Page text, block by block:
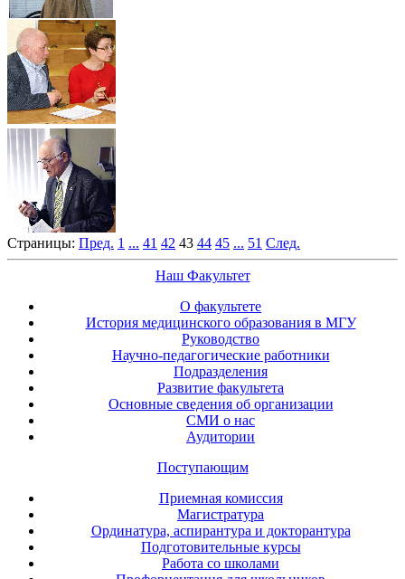
Страницы: Пред. 1 ... 41 42 43 44 45 ... 51 След.
Наш Факультет
О факультете
История медицинского образования в МГУ
Руководство
Научно-педагогические работники
Подразделения
Развитие факультета
Основные сведения об организации
СМИ о нас
Аудитории
Поступающим
Приемная комиссия
Магистратура
Ординатура, аспирантура и докторантура
Подготовительные курсы
Работа со школами